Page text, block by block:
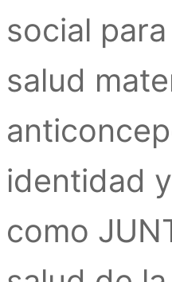
social
salud
identidad
como